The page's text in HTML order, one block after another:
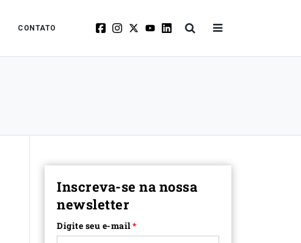
CONTATO
Inscreva-se na nossa
newsletter
Digite seu e-mail*